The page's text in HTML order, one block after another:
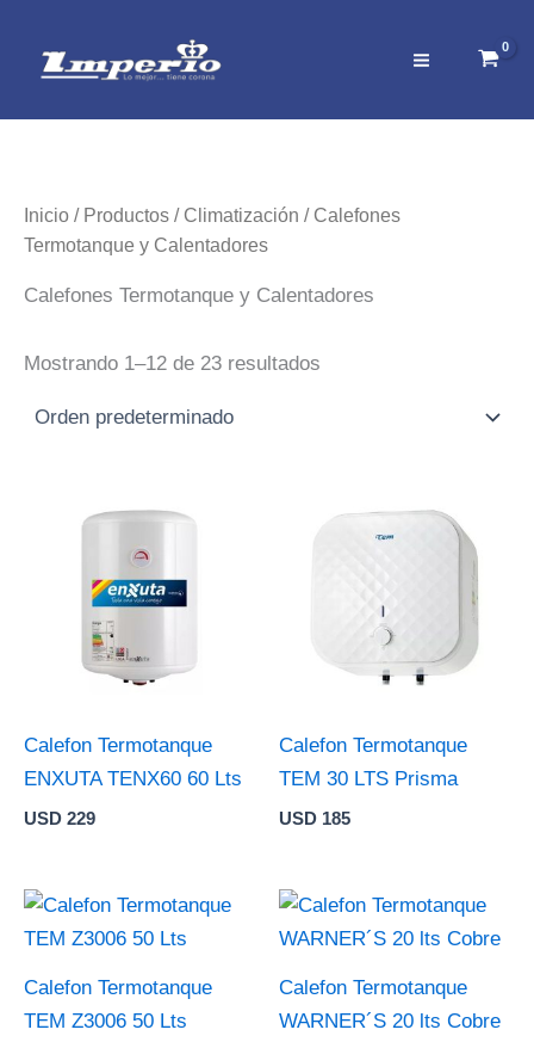
contenido
Inicio / Productos / Climatización / Calefones
Termotanque y Calentadores
Calefones Termotanque y Calentadores
Mostrando 1–12 de 23 resultados
Calefon Termotanque
ENXUTA TENX60 60 Lts
USD 229
Calefon Termotanque
TEM 30 LTS Prisma
USD 185
Calefon Termotanque
TEM Z3006 50 Lts
Calefon Termotanque
WARNER´S 20 lts Cobre